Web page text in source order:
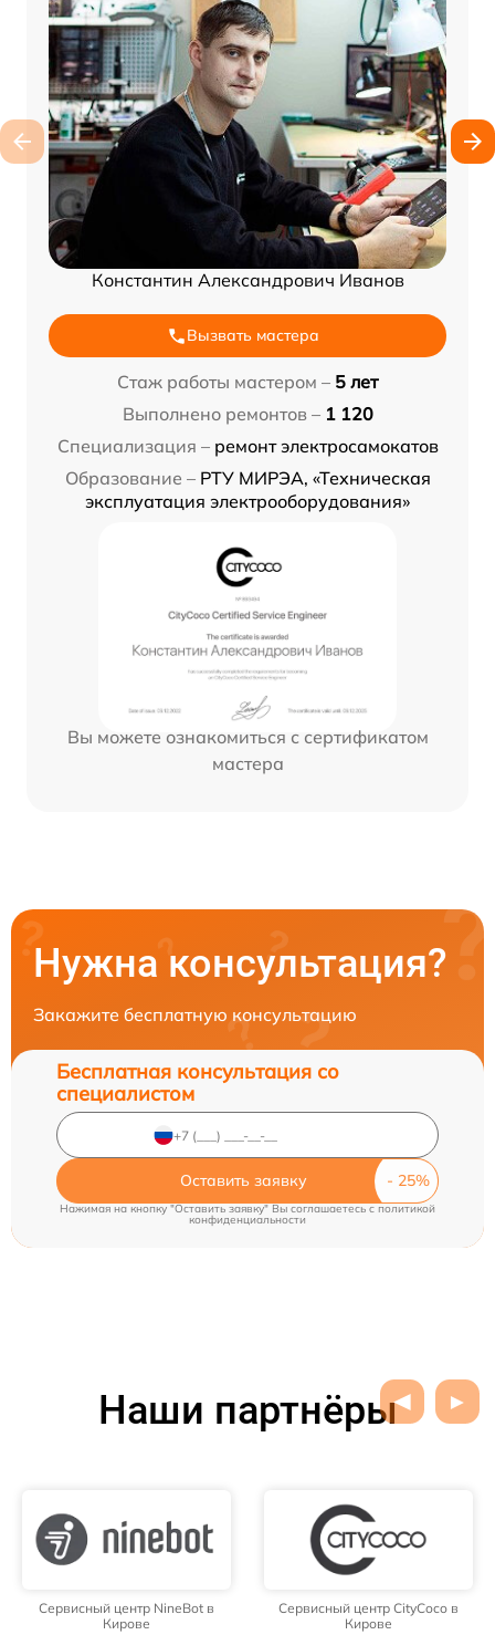
Константин Александрович Иванов
Вызвать мастера
Стаж работы мастером – 5 лет
Выполнено ремонтов – 1 120
Специализация – ремонт электросамокатов
Образование – РТУ МИРЭА, «Техническая
эксплуатация электрооборудования»
Вы можете ознакомиться с сертификатом
мастера
Нужна консультация?
Закажите бесплатную консультацию
Бесплатная консультация со
специалистом
Оставить заявку
Нажимая на кнопку "Оставить заявку" Вы соглашаетесь cполитикой
конфиденциальности
Наши партнёры
Сервисный центр NineBot в
Кирове
Сервисный центр CityCoco в
Кирове